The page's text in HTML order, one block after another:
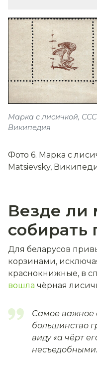
Марка с лисичкой,
Википедия
Фото 6. Марка с
Matsievsky,
Везде ли
собирать
Для беларусов
корзинами,
краснокнижные, в
вошла чёрная
Самое важное
большинство
виду «а чёрт
несъедобными.